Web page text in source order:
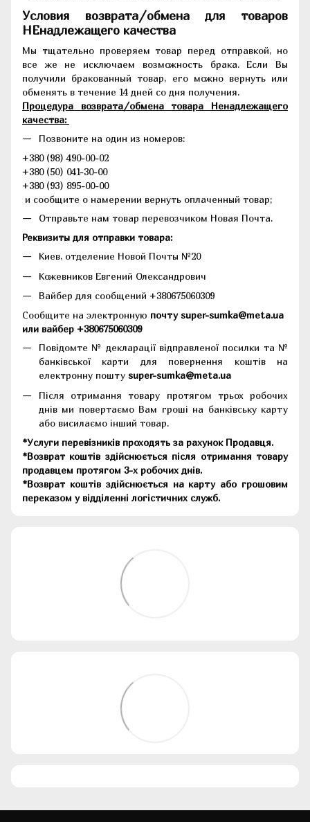
Условия возврата/обмена для товаров
НЕнадлежащего качества
Мы тщательно проверяем товар перед отправкой, но
все же не исключаем возможность брака. Если Вы
получили бракованный товар, его можно вернуть или
обменять в течение 14 дней со дня получения.
Процедура возврата/обмена товара Ненадлежащего
качества:
Позвоните на один из номеров:
+380 (98) 490-00-02
+380 (50) 041-30-00
+380 (93) 895-00-00
и сообщите о намерении вернуть оплаченный товар;
Отправьте нам товар перевозчиком Новая Почта.
Реквизиты для отправки товара:
Киев, отделение Новой Почты №20
Кожевников Евгений Олександрович
Вайбер для сообщений +380675060309
Сообщите на электронную почту super-sumka@meta.ua
или вайбер +380675060309
Повідомте № декларації відправленої посилки та №
банківської карти для повернення коштів на
електронну пошту super-sumka@meta.ua
Після отримання товару протягом трьох робочих
днів ми повертаємо Вам гроші на банківську карту
або висилаємо інший товар.
*Услуги перевізників проходять за рахунок Продавця.
*Возврат коштів здійснюється після отримання товару
продавцем протягом 3-х робочих днів.
*Возврат коштів здійснюється на карту або грошовим
переказом у відділенні логістичних служб.